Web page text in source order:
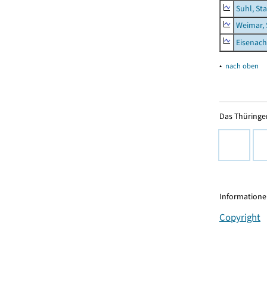
Suhl,
Weimar,
▴ nach oben
Das
Copyright